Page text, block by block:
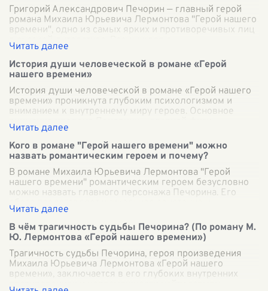
Григорий Александрович Печорин — главный герой
романа Михаила Юрьевича Лермонтова "Герой нашего
времени", одно из самых ярких и противоречивых лиц
в русской литературе. Размышляя о
История души человеческой в романе «Герой
нашего времени»
История души человеческой в романе «Герой нашего
времени» проникнута глубоким психологизмом и
вниманием к внутреннему миру героев. Основное
внимание уделено Печорину — главной фигу
Кого в романе "Герой нашего времени" можно
назвать романтическим героем и почему?
В романе Михаила Юрьевича Лермонтова "Герой
нашего времени" романтическим героем безусловно
можно назвать главного персонажа Печорина. Его
образ представляет уникальное сочетание ч
В чём трагичность судьбы Печорина? (По роману М.
Ю. Лермонтова «Герой нашего времени»)
Трагичность судьбы Печорина, героя произведения
Михаила Юрьевича Лермонтова «Герой нашего
времени», заключается в его глубоких внутренних
противоречиях и невозможности найти гармон